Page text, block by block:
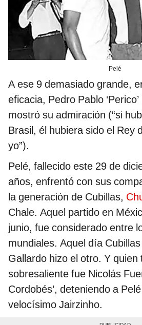
Pelé
A ese 9 demasiado grande,
eficacia, Pedro Pablo
mostró su admiración (“si
Brasil, él hubiera sido el Rey
yo”).
Pelé, fallecido este 29 de
años, enfrentó con sus
la generación de Cubillas,
Chale. Aquel partido en
junio, fue considerado entre
mundiales. Aquel día
Gallardo hizo el otro. Y quien
sobresaliente fue Nicolás
Cordobés’, deteniendo a
velocísimo Jairzinho.